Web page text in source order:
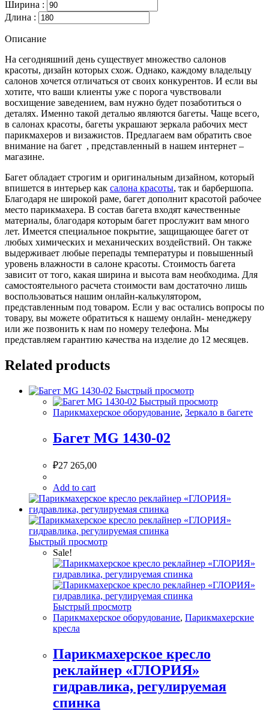
Ширина :
Длина :
Описание
На сегодняшний день существует множество салонов
красоты, дизайн которых схож. Однако, каждому владельцу
салонов хочется отличаться от своих конкурентов. И если вы
хотите, что ваши клиенты уже с порога чувствовали
восхищение заведением, вам нужно будет позаботиться о
деталях. Именно такой деталью являются багеты. Чаще всего,
в салонах красоты, багеты украшают зеркала рабочих мест
парикмахеров и визажистов. Предлагаем вам обратить свое
внимание на багет , представленный в нашем интернет –
магазине.
Багет обладает строгим и оригинальным дизайном, который
впишется в интерьер как салона красоты, так и барбершопа.
Благодаря не широкой раме, багет дополнит красотой рабочее
место парикмахера. В состав багета входят качественные
материалы, благодаря которым багет прослужит вам много
лет. Имеется специальное покрытие, защищающее багет от
любых химических и механических воздействий. Он также
выдерживает любые перепады температуры и повышенный
уровень влажности в салоне красоты. Стоимость багета
зависит от того, какая ширина и высота вам необходима. Для
самостоятельного расчета стоимости вам достаточно лишь
воспользоваться нашим онлайн-калькулятором,
представленным под товаром. Если у вас остались вопросы по
товару, вы можете обратиться к нашему онлайн- менеджеру
или же позвонить к нам по номеру телефона. Мы
представляем гарантию качества на изделие до 12 месяцев.
Related products
Быстрый просмотр
Быстрый просмотр
Парикмахерское оборудование, Зеркало в багете
Багет MG 1430-02
₽27 265,00
Add to cart
Быстрый просмотр
Sale!
Быстрый просмотр
Парикмахерское оборудование, Парикмахерские
кресла
Парикмахерское кресло
реклайнер «ГЛОРИЯ»
гидравлика, регулируемая
спинка